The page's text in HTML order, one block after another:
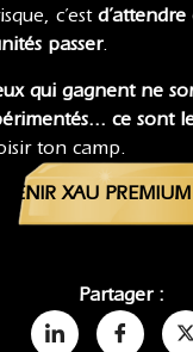
c’est
passer.
qui gagnent ne
ce sont
ton camp.
XAU PREMIUM
Partager :